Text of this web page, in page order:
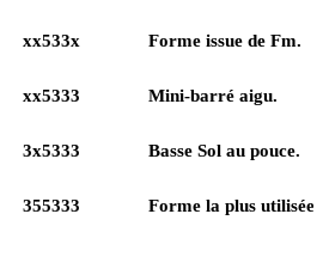
xx533x Forme issue de Fm.
xx5333 Mini-barré aigu.
3x5333 Basse Sol au pouce.
355333 Forme la plus utilisée.